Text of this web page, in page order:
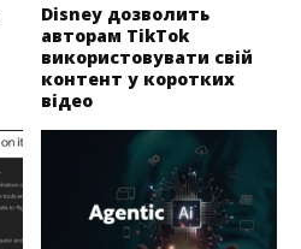
Disney дозволить
авторам TikTok
використовувати свій
контент у коротких
відео